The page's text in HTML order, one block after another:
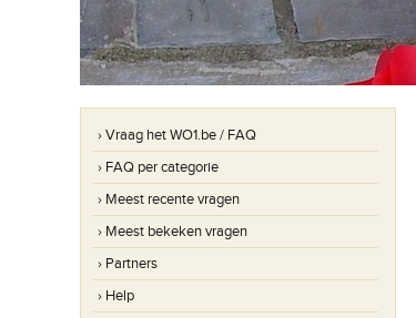
› Vraag het WO1.be / FAQ
› FAQ per categorie
› Meest recente vragen
› Meest bekeken vragen
› Partners
› Help